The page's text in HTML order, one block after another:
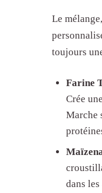
Le
toujours
Farine
Crée
Marche
dans